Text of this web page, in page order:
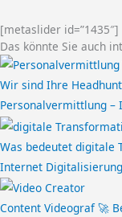
[metaslider id=”1435″]
Das könnte Sie auch
Wir sind Ihre
Personalvermittlung –
Was bedeutet digitale
Internet
Content Videograf 🚀